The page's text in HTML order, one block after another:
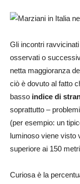
Gli incontri
osservati o
netta maggioranza
ciò è dovuto al fatto
basso indice di
soprattutto –
(per esempio: un
luminoso viene visto
superiore ai 150
Curiosa è la